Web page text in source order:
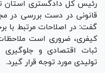
رئیس کل دادگستری استان
قانونی در دست بررسی در
گفت: در اصلاحات مرتبط با
کیفری، ضروری است
ثبات اقتصادی و جلوگیری
تولیدی مورد توجه قرار گیرد.